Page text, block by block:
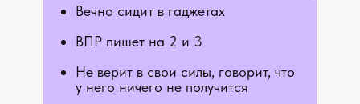
Вечно сидит в гаджетах
ВПР пишет на 2 и 3
Не верит в свои силы, говорит, что
у него ничего не получится